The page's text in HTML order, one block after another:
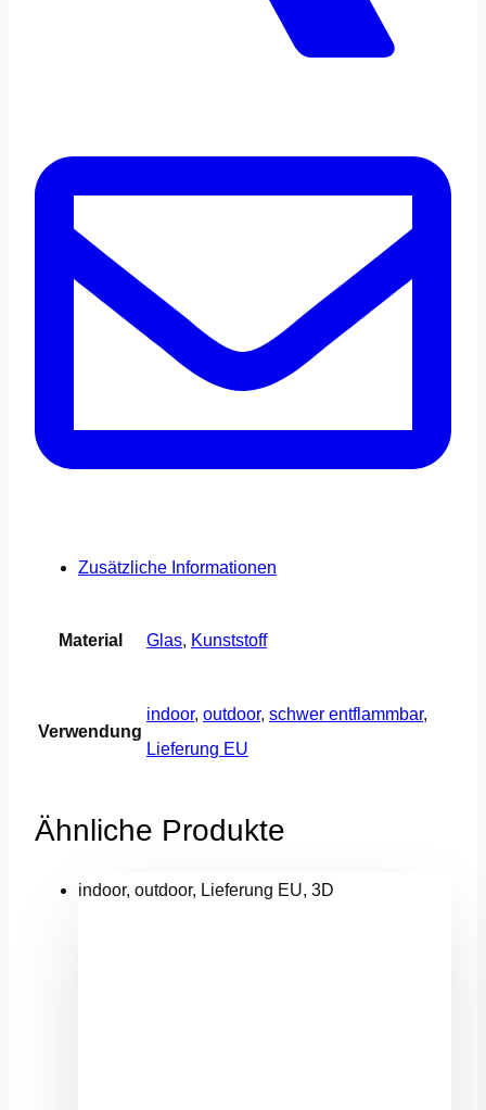
Zusätzliche Informationen
Material Glas, Kunststoff
Verwendung
indoor, outdoor, schwer entflammbar,
Lieferung EU
Ähnliche Produkte
indoor, outdoor, Lieferung EU, 3D